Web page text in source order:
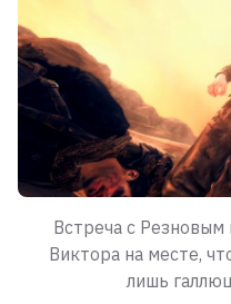
Встреча с
Виктора на месте,
лишь